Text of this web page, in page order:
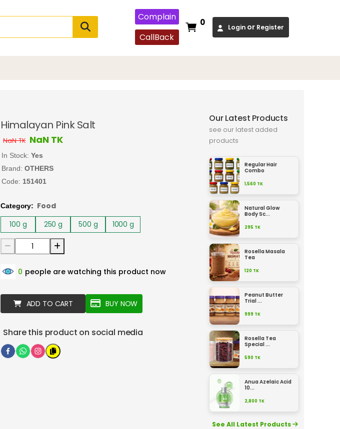
Complain
CallBack
0 Login or Register
Himalayan Pink Salt
NaNTK NaN TK
In Stock: Yes
Brand:OTHERS
Code: 151401
Category: Food
100 g 250 g 500 g 1000 g
0 people are watching this product now
ADD TO CART BUY NOW
Share this product on social media
Our Latest Products
see our latest added
products
Regular Hair
Combo
1,560 TK
Natural Glow
Body Sc...
295 TK
Rosella Masala
Tea
120 TK
Peanut Butter
Trial ...
999 TK
Rosella Tea
Special ...
590 TK
Anua Azelaic Acid
10...
2,800 TK
See All Latest Products